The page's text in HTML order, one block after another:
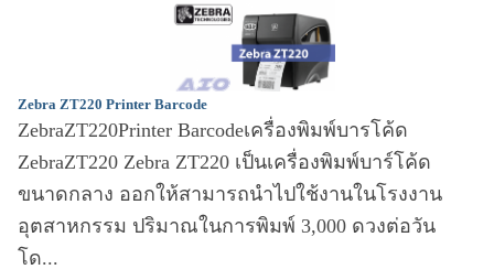
Zebra ZT220 Printer Barcode
ZebraZT220Printer Barcodeเครื่องพิมพ์บารโค้ด
ZebraZT220 Zebra ZT220 เป็นเครื่องพิมพ์บาร์โค้ด
ขนาดกลาง ออกให้สามารถนำไปใช้งานในโรงงาน
อุตสาหกรรม ปริมาณในการพิมพ์ 3,000 ดวงต่อวัน
โด...